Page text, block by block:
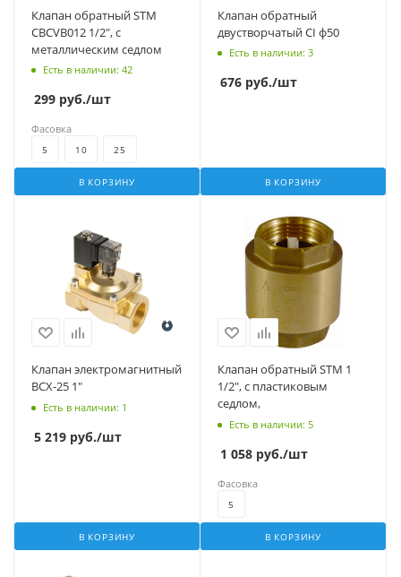
Клапан обратный STM
CBCVВ012 1/2", с
металлическим седлом
Есть в наличии: 42
299 руб./шт
В КОРЗИНУ
Фасовка
5 10 25
Клапан обратный
двустворчатый CI ф50
Есть в наличии: 3
676 руб./шт
В КОРЗИНУ
Клапан электромагнитный
BCX-25 1"
Есть в наличии: 1
5 219 руб./шт
В КОРЗИНУ
Клапан обратный STM 1
1/2", с пластиковым
седлом,
Есть в наличии: 5
1 058 руб./шт
В КОРЗИНУ
Фасовка
5